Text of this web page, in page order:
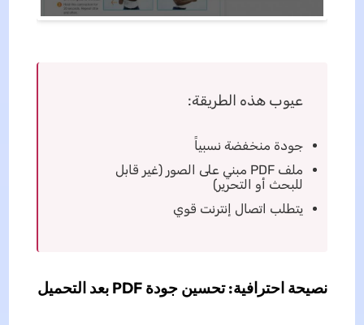
عيوب هذه الطريقة:
جودة منخفضة نسبياً
ملف PDF مبني على الصور (غير قابل
للبحث أو التحرير)
يتطلب اتصال إنترنت قوي
نصيحة احترافية: تحسين جودة PDF بعد التحميل